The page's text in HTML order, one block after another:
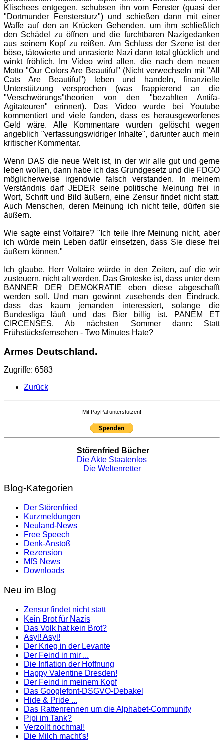
Klischees entgegen, schubsen ihn vom Fenster (quasi der
"Dortmunder Fenstersturz") und schießen dann mit einer
Waffe auf den an Krücken Gehenden, um ihm schließlich
den Schädel zu öffnen und die furchtbaren Nazigedanken
aus seinem Kopf zu reißen. Am Schluss der Szene ist der
böse, tätowierte und unrasierte Nazi dann total glücklich und
winkt fröhlich. Im Video wird allen, die nach dem neuen
Motto "Our Colors Are Beautiful" (Nicht verwechseln mit "All
Cats Are Beautiful") leben und handeln, finanzielle
Unterstützung versprochen (was frappierend an die
"Verschwörungs"theorien von den "bezahlten Antifa-
Agitateuren" erinnert). Das Video wurde bei Youtube
kommentiert und viele fanden, dass es herausgeworfenes
Geld wäre. Alle Kommentare wurden gelöscht wegen
angeblich "verfassungswidriger Inhalte", darunter auch mein
kritischer Kommentar.
Wenn DAS die neue Welt ist, in der wir alle gut und gerne
leben wollen, dann habe ich das Grundgesetz und die FDGO
möglicherweise irgendwie falsch verstanden. In meinem
Verständnis darf JEDER seine politische Meinung frei in
Wort, Schrift und Bild äußern, eine Zensur findet nicht statt.
Auch Menschen, deren Meinung ich nicht teile, dürfen sie
äußern.
Wie sagte einst Voltaire? "Ich teile Ihre Meinung nicht, aber
ich würde mein Leben dafür einsetzen, dass Sie diese frei
äußern können."
Ich glaube, Herr Voltaire würde in den Zeiten, auf die wir
zusteuern, nicht alt werden. Das Groteske ist, dass unter dem
BANNER DER DEMOKRATIE eben diese abgeschafft
werden soll. Und man gewinnt zusehends den Eindruck,
dass das kaum jemanden interessiert, solange die
Bundesliga läuft und das Bier billig ist. PANEM ET
CIRCENSES. Ab nächsten Sommer dann: Statt
Frühstücksfernsehen - Two Minutes Hate?
Armes Deutschland.
Zugriffe: 6583
Zurück
Mit PayPal unterstützen!
Störenfried Bücher
Die Akte Staatenlos
Die Weltenretter
Blog-Kategorien
Der Störenfried
Kurzmeldungen
Neuland-News
Free Speech
Denk-Anstoß
Rezension
MfS News
Downloads
Neu im Blog
Zensur findet nicht statt
Kein Brot für Nazis
Das Volk hat kein Brot?
Asyl! Asyl!
Der Krieg in der Levante
Der Feind in mir ...
Die Inflation der Hoffnung
Happy Valentine Dresden!
Der Feind in meinem Kopf
Das Googlefont-DSGVO-Debakel
Hide & Pride ...
Das Rattenrennen um die Alphabet-Community
Pipi im Tank?
Verzollt nochmal!
Die Milch macht's!